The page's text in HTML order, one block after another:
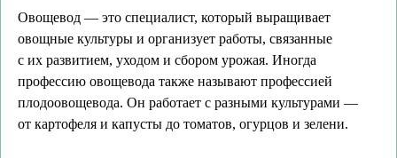
Овощевод — это специалист, который выращивает
овощные культуры и организует работы, связанные
с их развитием, уходом и сбором урожая. Иногда
профессию овощевода также называют профессией
плодоовощевода. Он работает с разными культурами —
от картофеля и капусты до томатов, огурцов и зелени.